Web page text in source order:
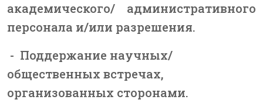
академического/ административного
персонала и/или разрешения.
- Поддержание научных/
общественных встречах,
организованных сторонами.